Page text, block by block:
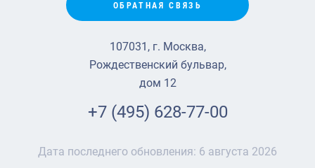
ОБРАТНАЯ СВЯЗЬ
107031, г. Москва,
Рождественский бульвар,
дом 12
+7 (495) 628-77-00
Дата последнего обновления: 6 августа 2026